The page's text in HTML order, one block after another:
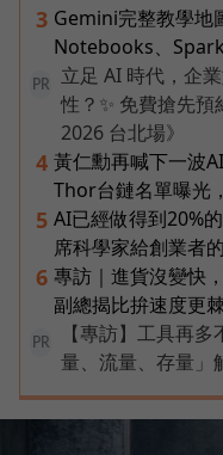
3 Gemini完整教學地
Notebooks、
PR
立足 AI 時代，企
性？✨ 免費搶先
2026 台北場》
4 黃仁勳再喊下一波
Thor台鏈名單曝光
5 AI已經做得到20%
席科學家給創業者
6 專訪｜進貨沒變快
副總揭比拚速度更
PR
【專訪】工具再
量、流量、存量」